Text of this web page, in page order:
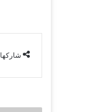
ح
م
…
شاركها